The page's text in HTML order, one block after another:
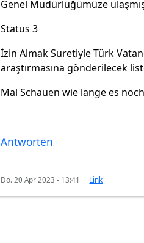
Genel Müdürlüğümüze
Status 3
İzin Almak Suretiyle Türk
araştırmasına gönderilecek
Mal Schauen wie lange es
Antworten
Do. 20 Apr 2023 - 13:41 Link